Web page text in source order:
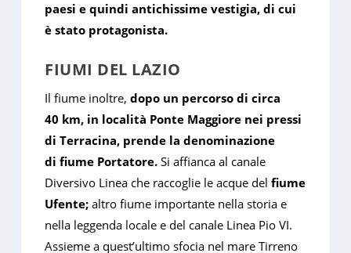
paesi e quindi antichissime vestigia, di cui
è stato protagonista.
FIUMI DEL LAZIO
Il fiume inoltre,dopo un percorso di circa
40 km, in località Ponte Maggiore nei pressi
di Terracina, prende la denominazione
di fiume Portatore. Si affianca al canale
Diversivo Linea che raccoglie le acque delfiume
Ufente; altro fiume importante nella storia e
nella leggenda locale e del canale Linea Pio VI.
Assieme a quest’ultimo sfocia nel mare Tirreno